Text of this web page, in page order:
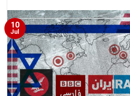
10
Jul